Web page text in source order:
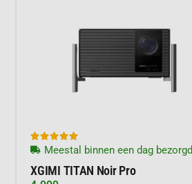

Meestal binnen een dag bezorgd
XGIMI TITAN Noir Pro